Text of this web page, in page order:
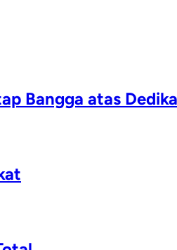
Bangga atas